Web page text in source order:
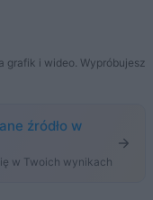
grafik i wideo. Wypróbujesz
źródło w
w Twoich wynikach